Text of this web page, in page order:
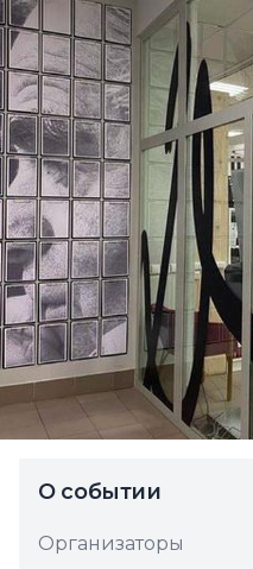
О событии
Организаторы